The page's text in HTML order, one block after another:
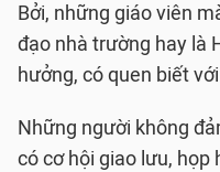
Bởi, những giáo viên
đạo nhà trường hay là
hưởng, có quen biết
Những người không
có cơ hội giao lưu, họp